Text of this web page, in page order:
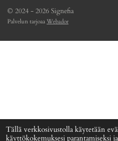
Tällä verkkosivustolla käytetään
käyttökokemuksesi parantamiseksi
© 2024 - 2026 Signefia
Palvelun tarjoaaWebador